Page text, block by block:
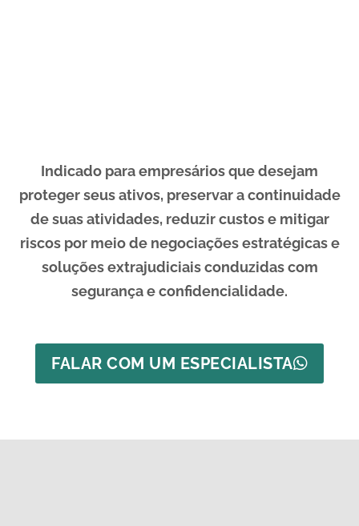
Indicado para empresários que desejam
proteger seus ativos, preservar a continuidade
de suas atividades, reduzir custos e mitigar
riscos por meio de negociações estratégicas e
soluções extrajudiciais conduzidas com
segurança e confidencialidade.
FALAR COM UM ESPECIALISTA